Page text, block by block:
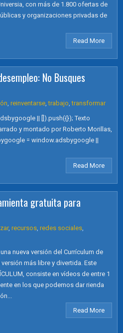
con más de 1.800 ofertas de
y organizaciones privadas de
Read More
No Busques
, reinventarse,trabajo,transformar
|| []).push({}); Texto
y montado por Roberto Morillas,
= window.adsbygoogle ||
Read More
gratuita para
, recursos, redes sociales,
nueva versión del Currículum de
más libre y divertida. Este
consiste en vídeos de entre 1
en los que podemos dar rienda
Read More